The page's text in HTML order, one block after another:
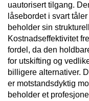
uautorisert tilgang.
låsebordet i svart
beholder sin
Kostnadseffektivitet
fordel, da den
for utskifting og
billigere alternativer.
er motstandsdyktig
beholder et